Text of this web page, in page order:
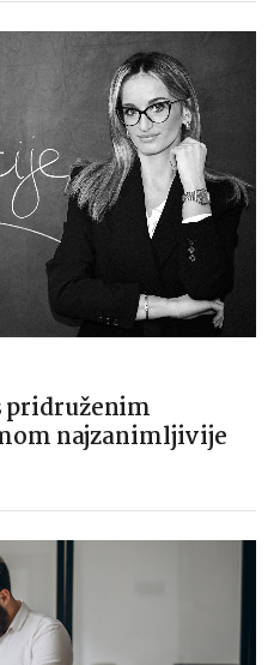
pridruženim
najzanimljivije